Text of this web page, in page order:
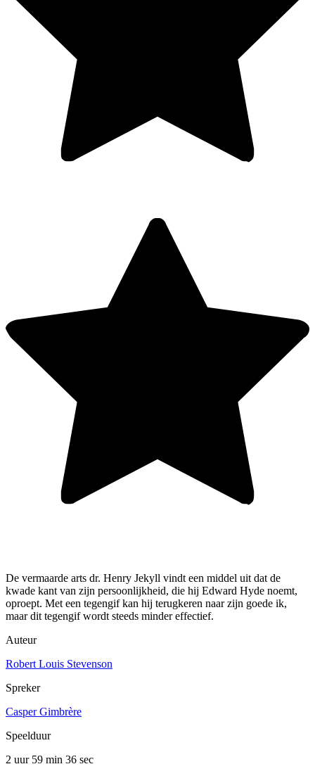
De vermaarde arts dr. Henry Jekyll vindt een middel uit dat de
kwade kant van zijn persoonlijkheid, die hij Edward Hyde noemt,
oproept. Met een tegengif kan hij terugkeren naar zijn goede ik,
maar dit tegengif wordt steeds minder effectief.
Auteur
Robert Louis Stevenson
Spreker
Casper Gimbrère
Speelduur
2 uur 59 min 36 sec